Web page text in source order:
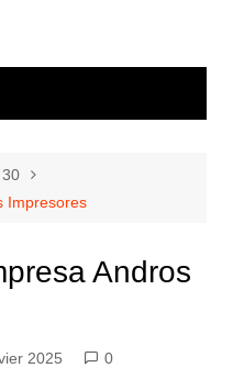
30
Impresores
Andros
2025
0